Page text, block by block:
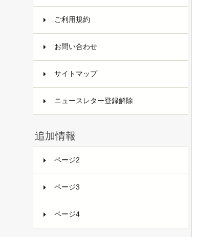
ご利用規約
お問い合わせ
サイトマップ
ニュースレター登録解除
追加情報
ページ2
ページ3
ページ4